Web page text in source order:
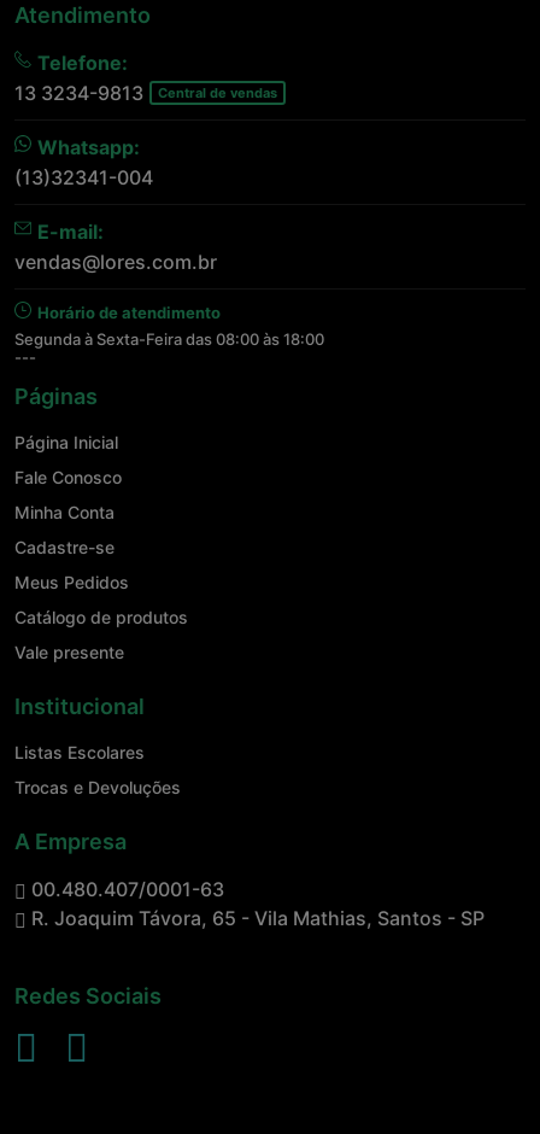
Atendimento
Telefone:
13 3234-9813
Central de vendas
Whatsapp:
(13)32341-004
E-mail:
vendas@lores.com.br
Horário de atendimento
Segunda à Sexta-Feira das 08:00 às 18:00
---
Páginas
Página Inicial
Fale Conosco
Minha Conta
Cadastre-se
Meus Pedidos
Catálogo de produtos
Vale presente
Institucional
Listas Escolares
Trocas e Devoluções
A Empresa
00.480.407/0001-63
R. Joaquim Távora, 65 - Vila Mathias, Santos - SP
Redes Sociais